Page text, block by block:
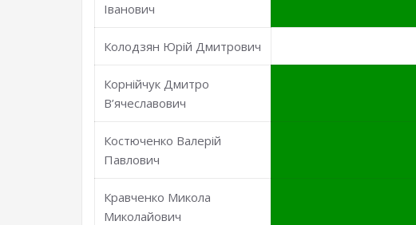
Іванович
Колодзян Юрій Дмитрович
Корнійчук Дмитро
В’ячеславович
Костюченко Валерій
Павлович
Кравченко Микола
Миколайович